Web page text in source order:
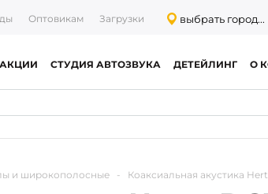
Оптовикам Загрузки выбрать город...
АКЦИИ СТУДИЯ АВТОЗВУКА ДЕТЕЙЛИНГ О
и широкополосные - Коаксиальная акустика